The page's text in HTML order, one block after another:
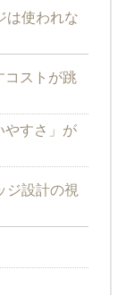
は使われな
コストが跳
やすさ」が
ジ設計の視